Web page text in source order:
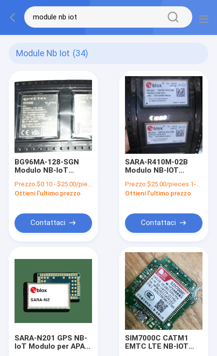
Module Nb Iot (34)
BG96MA-128-SGN
Modulo NB-IoT
Fattore di forma Lte
CAT M1
Prezzo:$0.10 - $25.00/pieces
Ottieni l'ultimo prezzo
Contattaci
SARA-R410M-02B
Modulo NB-IOT
CATM1 Modulo
Prezzo:$25.00/pieces 1-999 pieces
Ottieni l'ultimo prezzo
Contattaci
SARA-N201 GPS NB-
IoT Modulo per APAC
SIM7000C CATM1
EMTC LTE NB-IOT